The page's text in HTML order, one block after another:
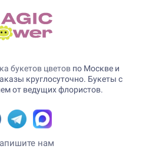
букетов цветов по Москве и
круглосуточно. Букеты с
от ведущих флористов.
нам